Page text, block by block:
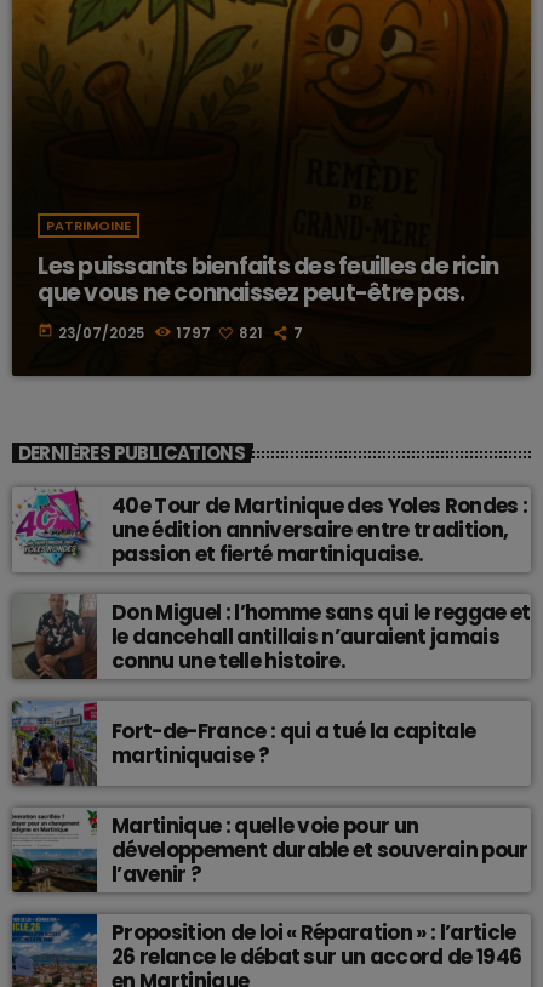
PATRIMOINE
Les puissants bienfaits des feuilles de ricin
que vous ne connaissez peut-être pas.
today 23/07/2025 1797 821 7
DERNIÈRES PUBLICATIONS
40e Tour de Martinique des Yoles Rondes :
une édition anniversaire entre tradition,
passion et fierté martiniquaise.
Don Miguel : l’homme sans qui le reggae et
le dancehall antillais n’auraient jamais
connu une telle histoire.
Fort-de-France : qui a tué la capitale
martiniquaise ?
Martinique : quelle voie pour un
développement durable et souverain pour
l’avenir ?
Proposition de loi « Réparation » : l’article
26 relance le débat sur un accord de 1946
en Martinique